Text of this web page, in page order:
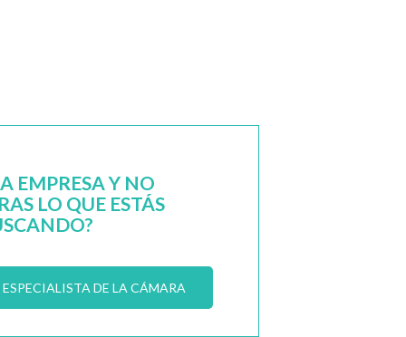
EMPRESA Y NO
LO QUE ESTÁS
DE LA CÁMARA